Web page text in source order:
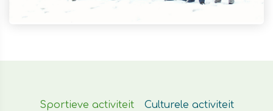
Sportieve activiteit
Culturele activiteit